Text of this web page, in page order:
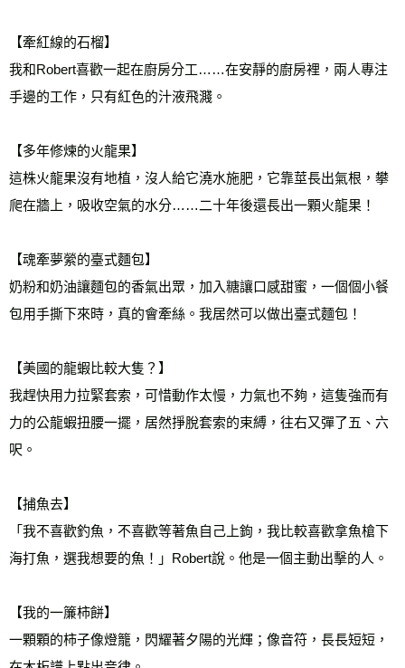
【牽紅線的石榴】
我和Robert喜歡一起在廚房分工……在安靜的廚房裡，兩人專注
手邊的工作，只有紅色的汁液飛濺。
【多年修煉的火龍果】
這株火龍果沒有地植，沒人給它澆水施肥，它靠莖長出氣根，攀
爬在牆上，吸收空氣的水分……二十年後還長出一顆火龍果！
【魂牽夢縈的臺式麵包】
奶粉和奶油讓麵包的香氣出眾，加入糖讓口感甜蜜，一個個小餐
包用手撕下來時，真的會牽絲。我居然可以做出臺式麵包！
【美國的龍蝦比較大隻？】
我趕快用力拉緊套索，可惜動作太慢，力氣也不夠，這隻強而有
力的公龍蝦扭腰一擺，居然掙脫套索的束縛，往右又彈了五、六
呎。
【捕魚去】
「我不喜歡釣魚，不喜歡等著魚自己上鉤，我比較喜歡拿魚槍下
海打魚，選我想要的魚！」Robert說。他是一個主動出擊的人。
【我的一簾柿餅】
一顆顆的柿子像燈籠，閃耀著夕陽的光輝；像音符，長長短短，